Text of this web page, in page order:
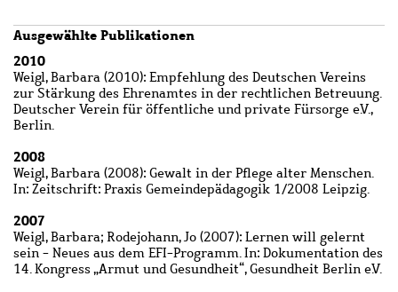
Ausgewählte Publikationen
2010
Weigl, Barbara (2010): Empfehlung des Deutschen Vereins
zur Stärkung des Ehrenamtes in der rechtlichen Betreuung.
Deutscher Verein für öffentliche und private Fürsorge e.V.,
Berlin.
2008
Weigl, Barbara (2008): Gewalt in der Pflege alter Menschen.
In: Zeitschrift: Praxis Gemeindepädagogik 1/2008 Leipzig.
2007
Weigl, Barbara; Rodejohann, Jo (2007): Lernen will gelernt
sein - Neues aus dem EFI-Programm. In: Dokumentation des
14. Kongress „Armut und Gesundheit“, Gesundheit Berlin e.V.